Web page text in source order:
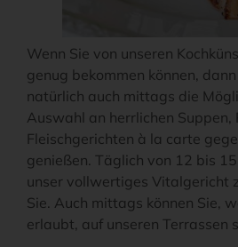
Wenn Sie von unseren
genug bekommen können,
natürlich auch mittags die
Auswahl an herrlichen Suppen,
Fleischgerichten à la carte
genießen. Täglich von 12 bis
unser vollwertiges Vitalgericht
Sie. Auch mittags können Sie,
erlaubt, auf unseren Terrassen